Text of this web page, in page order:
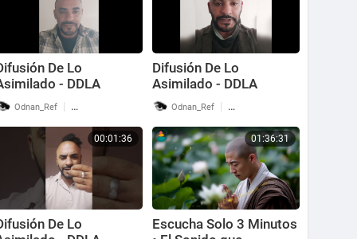
De Lo
- DDLA
2
Odnan_Ref | 54 Reproducciones
Difusión De Lo
Asimilado - DDLA
Artículo 3
Odnan_Ref | 46 Reproducciones
00:01:36
De Lo
01:36:31
Escucha Solo 3 Minutos